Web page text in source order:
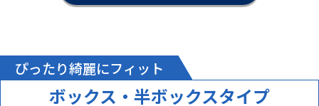
ぴったり綺麗にフィット
ボックス・半ボックスタイプ